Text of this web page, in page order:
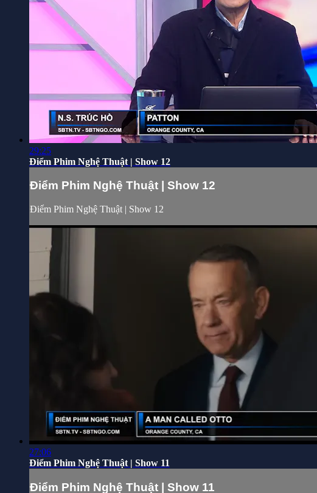
29:25
Điểm Phim Nghệ Thuật | Show 12
Điểm Phim Nghệ Thuật | Show 12
Điểm Phim Nghệ Thuật | Show 12
27:06
Điểm Phim Nghệ Thuật | Show 11
Điểm Phim Nghệ Thuật | Show 11